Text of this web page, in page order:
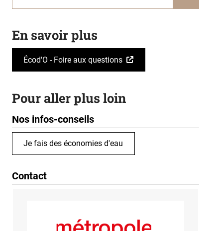
En savoir plus
Écod'O - Foire aux questions
Pour aller plus loin
Nos infos-conseils
Je fais des économies d'eau
Contact